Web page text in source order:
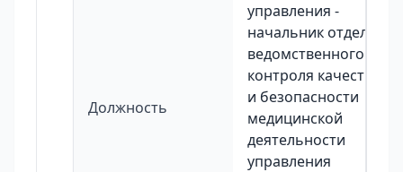
Должность
управления -
начальник отдела
ведомственного
контроля качества
и безопасности
медицинской
деятельности
управления